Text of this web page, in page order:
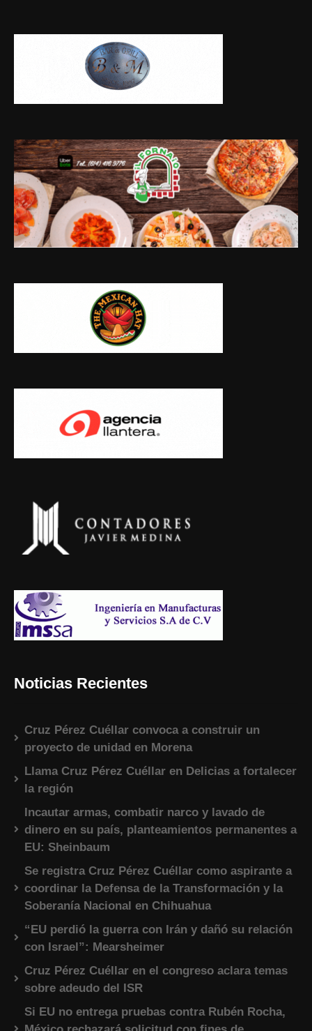
Noticias Recientes
Cruz Pérez Cuéllar convoca a construir un
proyecto de unidad en Morena
Llama Cruz Pérez Cuéllar en Delicias a fortalecer
la región
Incautar armas, combatir narco y lavado de
dinero en su país, planteamientos permanentes a
EU: Sheinbaum
Se registra Cruz Pérez Cuéllar como aspirante a
coordinar la Defensa de la Transformación y la
Soberanía Nacional en Chihuahua
“EU perdió la guerra con Irán y dañó su relación
con Israel”: Mearsheimer
Cruz Pérez Cuéllar en el congreso aclara temas
sobre adeudo del ISR
Si EU no entrega pruebas contra Rubén Rocha,